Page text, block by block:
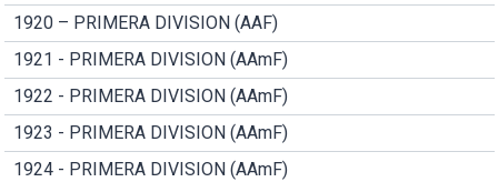
1920 – PRIMERA DIVISION (AAF)
1921 - PRIMERA DIVISION (AAmF)
1922 - PRIMERA DIVISION (AAmF)
1923 - PRIMERA DIVISION (AAmF)
1924 - PRIMERA DIVISION (AAmF)